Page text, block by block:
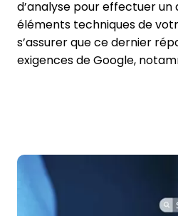
d’analyse pour effectuer
éléments techniques de
s’assurer que ce dernier
exigences de Google,